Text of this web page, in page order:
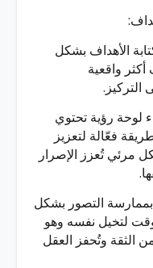
الأهداف بشكل
واقعية
لوحة رؤية تحتوي
فعّالة لتعزيز
مرئي تُعزز الإصرار
التصور بشكل
لتخيل نفسه وهو
الثقة وتُحفز العقل